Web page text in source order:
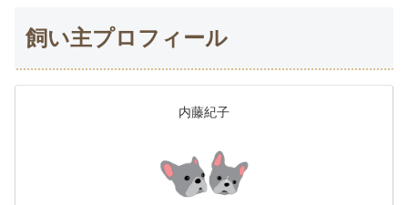
飼い主プロフィール
内藤紀子